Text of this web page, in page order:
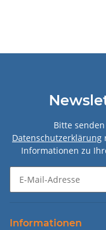
Bitte
Datenschutzerklärung
Informationen zu
Informationen